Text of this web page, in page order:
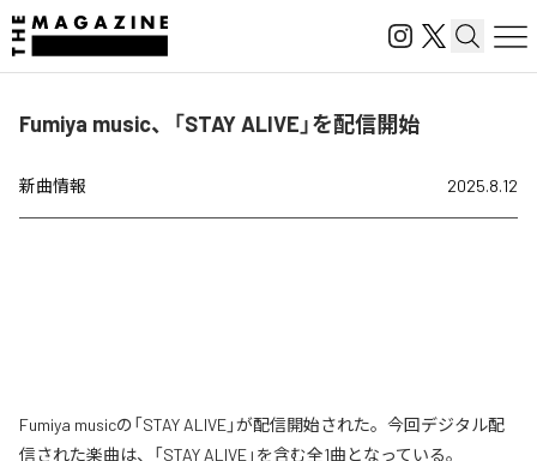
Fumiya music、「STAY ALIVE」を配信開始
新曲情報 2025.8.12
Fumiya musicの「STAY ALIVE」が配信開始された。今回デジタル配
信された楽曲は、「STAY ALIVE」を含む全1曲となっている。